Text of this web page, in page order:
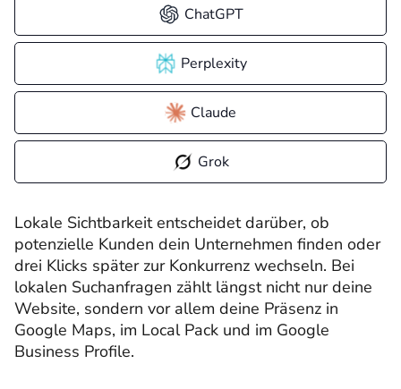
ChatGPT
Perplexity
Claude
Grok
Lokale Sichtbarkeit entscheidet darüber, ob
potenzielle Kunden dein Unternehmen finden oder
drei Klicks später zur Konkurrenz wechseln. Bei
lokalen Suchanfragen zählt längst nicht nur deine
Website, sondern vor allem deine Präsenz in
Google Maps, im Local Pack und im Google
Business Profile.